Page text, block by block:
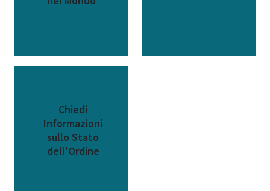
Chiedi
Informazioni
sullo Stato
dell'Ordine